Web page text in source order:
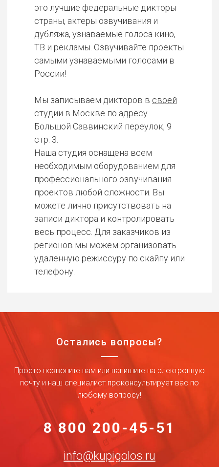
это лучшие федеральные дикторы
страны, актеры озвучивания и
дубляжа, узнаваемые голоса кино,
ТВ и рекламы. Озвучивайте проекты
самыми узнаваемыми голосами в
России!
Мы записываем дикторов в своей
студии в Москве по адресу
Большой Саввинский переулок, 9
стр. 3.
Наша студия оснащена всем
необходимым оборудованием для
профессионального озвучивания
проектов любой сложности. Вы
можете лично присутствовать на
записи диктора и контролировать
весь процесс. Для заказчиков из
регионов мы можем организовать
удаленную режиссуру по скайпу или
телефону.
Остались вопросы?
Просто позвоните нам или напишите на электронную
почту и наш специалист проконсультирует вас по
любому вопросу!
8 800 200-45-51
info@kupigolos.ru